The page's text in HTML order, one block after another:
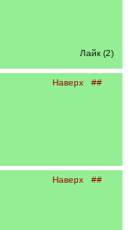
Лайк (2)
Наверх ##
Наверх ##